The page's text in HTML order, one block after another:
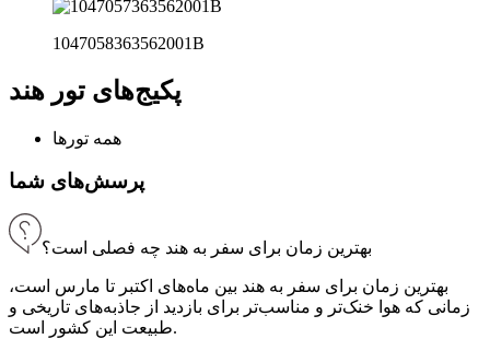
1047058363562001B
پکیج‌های تور هند
همه تورها
پرسش‌های شما
بهترین زمان برای سفر به هند چه فصلی است؟
بهترین زمان برای سفر به هند بین ماه‌های اکتبر تا مارس است،
زمانی که هوا خنک‌تر و مناسب‌تر برای بازدید از جاذبه‌های تاریخی و
طبیعت این کشور است.